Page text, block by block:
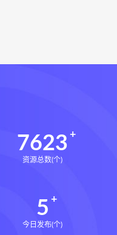
载
盘
7623
资源总数(个)
5
今日发布(个)